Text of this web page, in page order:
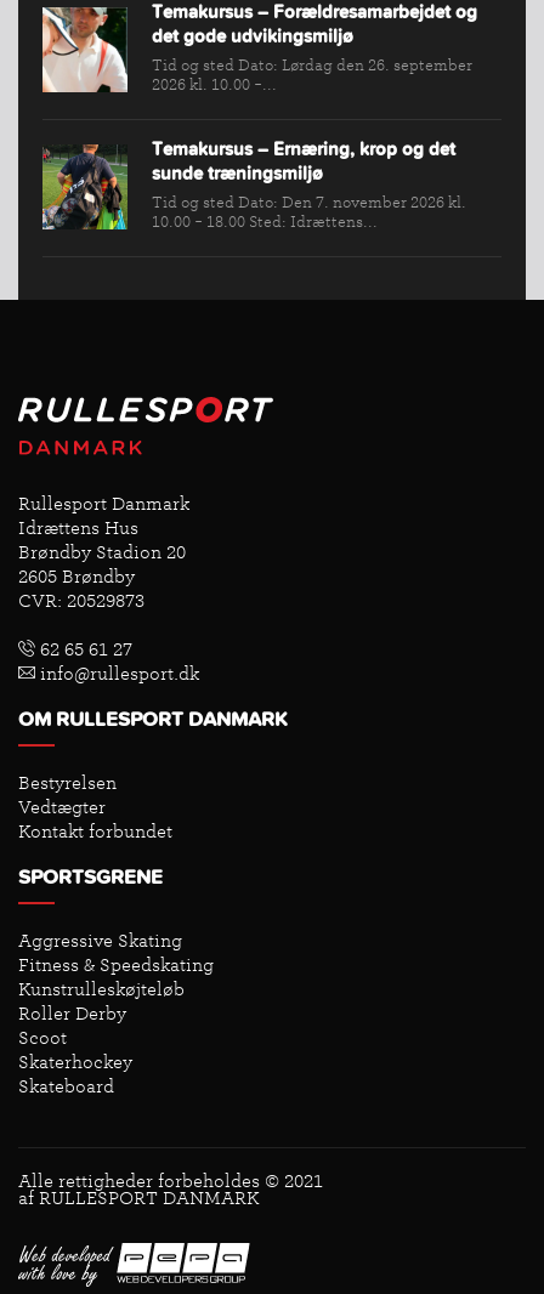
Temakursus – Forældresamarbejdet og
det gode udvikingsmiljø
Tid og sted Dato: Lørdag den 26. september
2026 kl. 10.00 -...
Temakursus – Ernæring, krop og det
sunde træningsmiljø
Tid og sted Dato: Den 7. november 2026 kl.
10.00 - 18.00 Sted: Idrættens...
Rullesport Danmark
Idrættens Hus
Brøndby Stadion 20
2605 Brøndby
CVR: 20529873
62 65 61 27
info@rullesport.dk
OM RULLESPORT DANMARK
Bestyrelsen
Vedtægter
Kontakt forbundet
SPORTSGRENE
Aggressive Skating
Fitness & Speedskating
Kunstrulleskøjteløb
Roller Derby
Scoot
Skaterhockey
Skateboard
Alle rettigheder forbeholdes © 2021
af RULLESPORT DANMARK